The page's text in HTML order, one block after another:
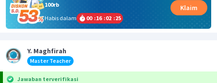
100rb
Habis dalam
00 :16 :02 :24
Klaim
Y. Maghfirah
Master Teacher
Jawaban terverifikasi